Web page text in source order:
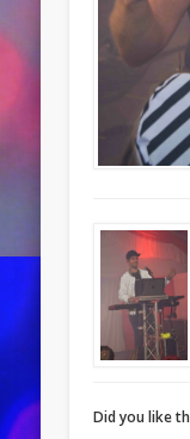
Did you like